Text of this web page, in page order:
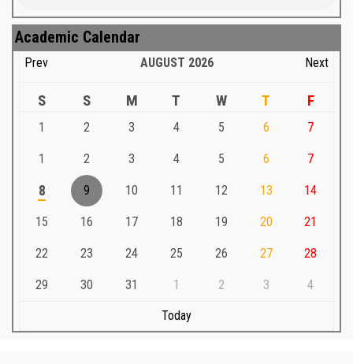
Academic Calendar
Prev AUGUST 2026 Next
S S M T W T F
1 2 3 4 5 6 7
1 2 3 4 5 6 7
8 9 10 11 12 13 14
15 16 17 18 19 20 21
22 23 24 25 26 27 28
29 30 31 1 2 3 4
Today